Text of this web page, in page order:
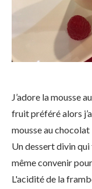
J’adore la mousse
fruit préféré alors
mousse au
Un dessert divin
même convenir
L'acidité de la